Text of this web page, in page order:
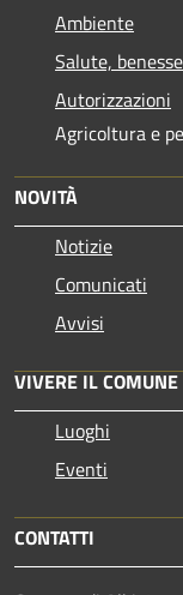
Ambiente
Salute,
Autorizzazioni
Agricoltura e
NOVITÀ
Notizie
Comunicati
Avvisi
VIVERE IL COMUNE
Luoghi
Eventi
CONTATTI